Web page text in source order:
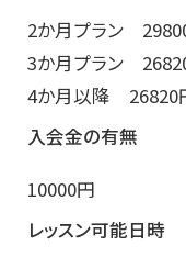
2か月プラン
3か月プラン
4か月以降 26820
入会金の有無
10000円
レッスン可能日時